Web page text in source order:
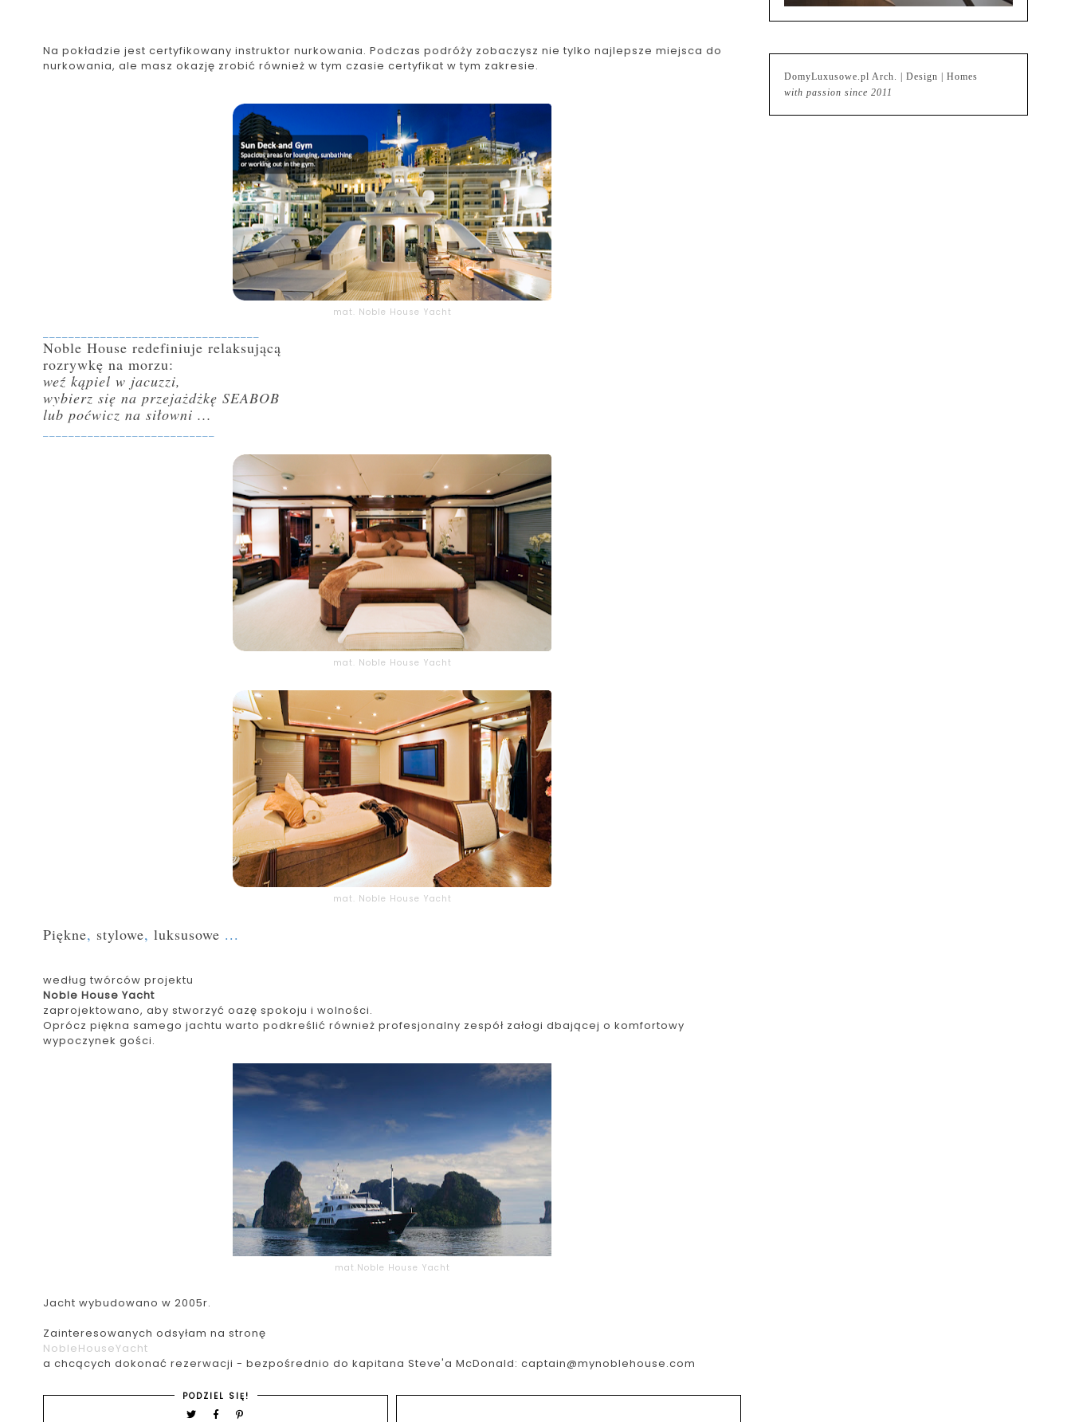
Na pokładzie jest certyfikowany instruktor nurkowania. Podczas podróży zobaczysz nie tylko najlepsze miejsca do
nurkowania, ale masz okazję zrobić również w tym czasie certyfikat w tym zakresie.
mat. Noble House Yacht
Noble House redefiniuje relaksującą
rozrywkę na morzu:
weź kąpiel w jacuzzi,
wybierz się na przejażdżkę SEABOB
lub poćwicz na siłowni ...
mat. Noble House Yacht
mat. Noble House Yacht
Piękne, stylowe, luksusowe ...
według twórców projektu
Noble House Yacht
zaprojektowano, aby stworzyć oazę spokoju i wolności.
Oprócz piękna samego jachtu warto podkreślić również profesjonalny zespół załogi dbającej o komfortowy
wypoczynek gości.
mat.Noble House Yacht
Jacht wybudowano w 2005r.
Zainteresowanych odsyłam na stronę
NobleHouseYacht
a chcących dokonać rezerwacji - bezpośrednio do kapitana Steve'a McDonald: captain@mynoblehouse.com
PODZIEL SIĘ!
DomyLuxusowe.pl Arch. | Design | Homes
with passion since 2011